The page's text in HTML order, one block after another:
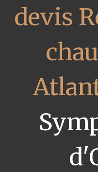
devis